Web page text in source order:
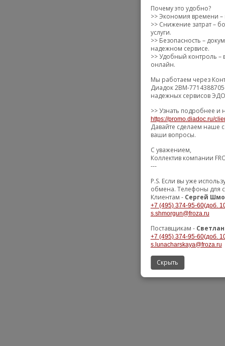
Почему это удобно?
>> Экономия времени –
>> Снижение затрат –
услуги.
>> Безопасность –
надежном сервисе.
>> Удобный контроль –
онлайн.
Мы работаем через
Диадок 2BM-
надежных сервисов
>> Узнать подробнее и
https://promo.diadoc.ru/
Давайте сделаем наше
ваши вопросы.
С уважением,
Коллектив компании
---
P.S. Если вы уже
обмена. Телефоны для
Клиентам - Сергей
+7 (495) 374-95-60(доб.
s.shmorgun@froza.ru
Поставщикам -
+7 (495) 374-95-60(доб.
s.lunacharskaya@froza.ru
Скрыть